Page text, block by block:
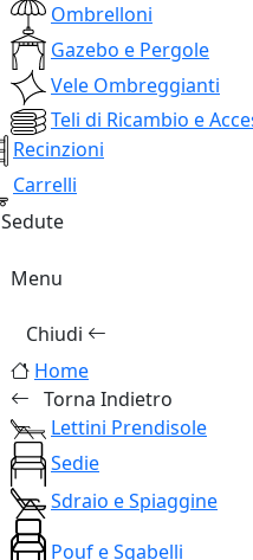
Ombrelloni
Gazebo e Pergole
Vele Ombreggianti
Teli di Ricambio e
Recinzioni
Carrelli
Sedute
Menu
Chiudi
Home
Torna Indietro
Lettini Prendisole
Sedie
Sdraio e Spiaggine
Pouf e Sgabelli